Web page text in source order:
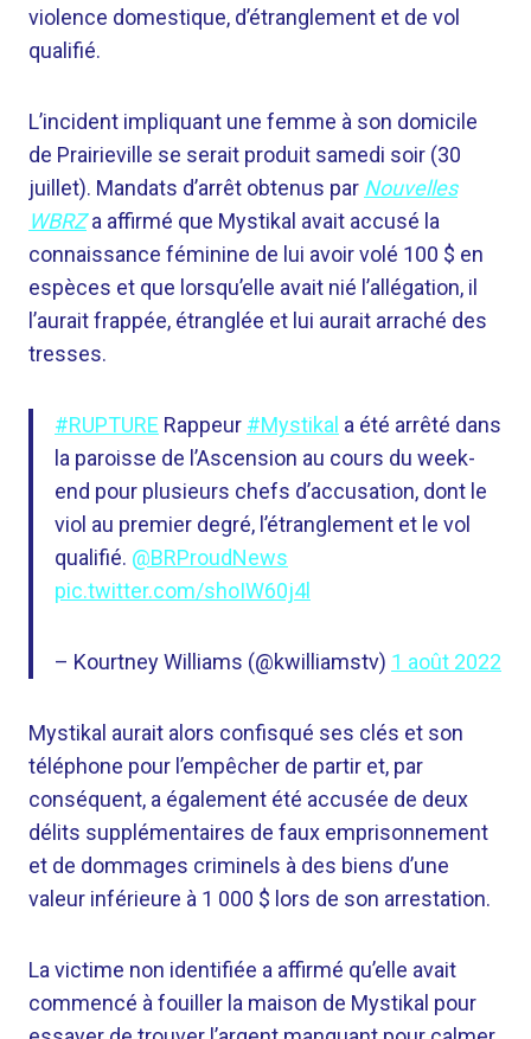
violence domestique, d’étranglement et de vol
qualifié.
L’incident impliquant une femme à son domicile
de Prairieville se serait produit samedi soir (30
juillet). Mandats d’arrêt obtenus par Nouvelles
WBRZ a affirmé que Mystikal avait accusé la
connaissance féminine de lui avoir volé 100 $ en
espèces et que lorsqu’elle avait nié l’allégation, il
l’aurait frappée, étranglée et lui aurait arraché des
tresses.
#RUPTURE Rappeur #Mystikal a été arrêté dans
la paroisse de l’Ascension au cours du week-
end pour plusieurs chefs d’accusation, dont le
viol au premier degré, l’étranglement et le vol
qualifié. @BRProudNews
pic.twitter.com/shoIW60j4l
– Kourtney Williams (@kwilliamstv) 1 août 2022
Mystikal aurait alors confisqué ses clés et son
téléphone pour l’empêcher de partir et, par
conséquent, a également été accusée de deux
délits supplémentaires de faux emprisonnement
et de dommages criminels à des biens d’une
valeur inférieure à 1 000 $ lors de son arrestation.
La victime non identifiée a affirmé qu’elle avait
commencé à fouiller la maison de Mystikal pour